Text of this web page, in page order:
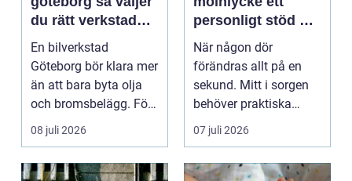
du rätt verkstad
för din bil
En bilverkstad
Göteborg bör klara mer
än att bara byta olja
och bromsbelägg. För
många bilägare i oc...
08 juli 2026
personligt stöd när
någon gått bort
När någon dör
förändras allt på en
sekund. Mitt i sorgen
behöver praktiska
frågor få svar: var ska
b...
07 juli 2026